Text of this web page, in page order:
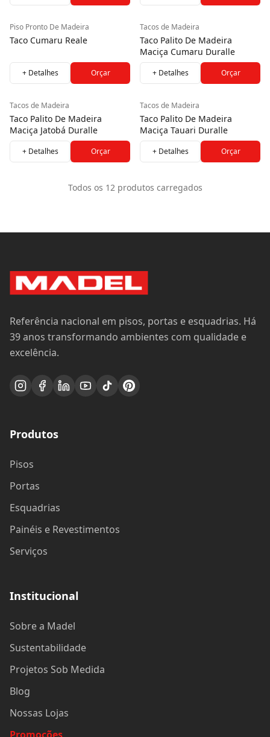
Piso Pronto De Madeira
Taco Cumaru Reale
+ Detalhes Orçar
Tacos de Madeira
Taco Palito De Madeira
Maciça Cumaru Duralle
+ Detalhes Orçar
Tacos de Madeira
Taco Palito De Madeira
Maciça Jatobá Duralle
+ Detalhes Orçar
Tacos de Madeira
Taco Palito De Madeira
Maciça Tauari Duralle
+ Detalhes Orçar
Todos os 12produtos carregados
Referência nacional em pisos, portas e esquadrias. Há
39 anos transformando ambientes com qualidade e
excelência.
Produtos
Pisos
Portas
Esquadrias
Painéis e Revestimentos
Serviços
Institucional
Sobre a Madel
Sustentabilidade
Projetos Sob Medida
Blog
Nossas Lojas